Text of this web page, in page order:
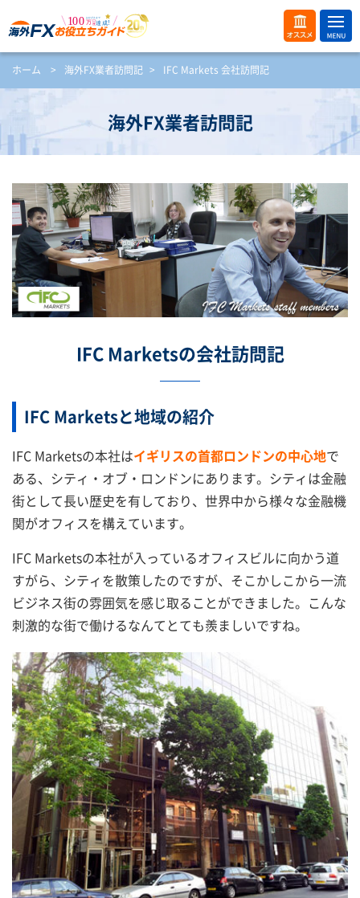
オス
ME
開
ホーム > 海外FX業者訪問記 > IFC Markets 会社訪問記
海外FX業者訪問記
IFC Marketsの会社訪問記
IFC Marketsと地域の紹介
IFC Marketsの本社はイギリスの首都ロンドンの中心地で
ある、シティ・オブ・ロンドンにあります。シティは金融
街として長い歴史を有しており、世界中から様々な金融機
関がオフィスを構えています。
IFC Marketsの本社が入っているオフィスビルに向かう道
すがら、シティを散策したのですが、そこかしこから一流
ビジネス街の雰囲気を感じ取ることができました。こんな
刺激的な街で働けるなんてとても羨ましいですね。